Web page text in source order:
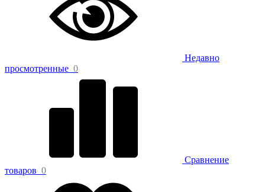
Недавно
просмотренные 0
Сравнение
товаров 0